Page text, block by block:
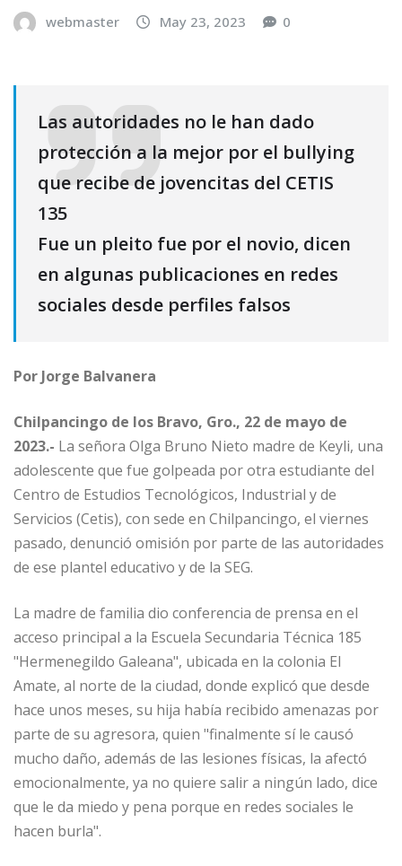
webmaster May 23, 2023 0
Las autoridades no le han dado
protección a la mejor por el bullying
que recibe de jovencitas del CETIS
135
Fue un pleito fue por el novio, dicen
en algunas publicaciones en redes
sociales desde perfiles falsos
Por Jorge Balvanera
Chilpancingo de los Bravo, Gro., 22 de mayo de
2023.- La señora Olga Bruno Nieto madre de Keyli, una
adolescente que fue golpeada por otra estudiante del
Centro de Estudios Tecnológicos, Industrial y de
Servicios (Cetis), con sede en Chilpancingo, el viernes
pasado, denunció omisión por parte de las autoridades
de ese plantel educativo y de la SEG.
La madre de familia dio conferencia de prensa en el
acceso principal a la Escuela Secundaria Técnica 185
"Hermenegildo Galeana", ubicada en la colonia El
Amate, al norte de la ciudad, donde explicó que desde
hace unos meses, su hija había recibido amenazas por
parte de su agresora, quien "finalmente sí le causó
mucho daño, además de las lesiones físicas, la afectó
emocionalmente, ya no quiere salir a ningún lado, dice
que le da miedo y pena porque en redes sociales le
hacen burla".